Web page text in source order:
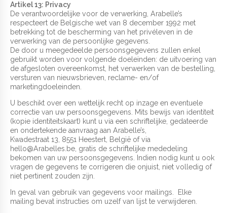
Artikel 13: Privacy
De verantwoordelijke voor de verwerking, Arabelle’s
respecteert de Belgische wet van 8 december 1992 met
betrekking tot de bescherming van het privéleven in de
verwerking van de persoonlijke gegevens.
De door u meegedeelde persoonsgegevens zullen enkel
gebruikt worden voor volgende doeleinden: de uitvoering van
de afgesloten overeenkomst, het verwerken van de bestelling,
versturen van nieuwsbrieven, reclame- en/of
marketingdoeleinden.
U beschikt over een wettelijk recht op inzage en eventuele
correctie van uw persoonsgegevens. Mits bewijs van identiteit
(kopie identiteitskaart) kunt u via een schriftelijke, gedateerde
en ondertekende aanvraag aan Arabelle’s,
Kwadestraat 13, 8551 Heestert, België of via
hello@Arabelles.be, gratis de schriftelijke mededeling
bekomen van uw persoonsgegevens. Indien nodig kunt u ook
vragen de gegevens te corrigeren die onjuist, niet volledig of
niet pertinent zouden zijn.
In geval van gebruik van gegevens voor mailings. Elke
mailing bevat instructies om uzelf van lijst te verwijderen.